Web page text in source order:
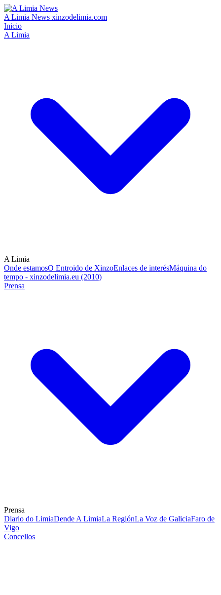
A Limia News xinzodelimia.com
Inicio
A Limia
A Limia
Onde estamosO Entroido de XinzoEnlaces de interésMáquina do
tempo - xinzodelimia.eu (2010)
Prensa
Prensa
Diario do LimiaDende A LimiaLa RegiónLa Voz de GaliciaFaro de
Vigo
Concellos